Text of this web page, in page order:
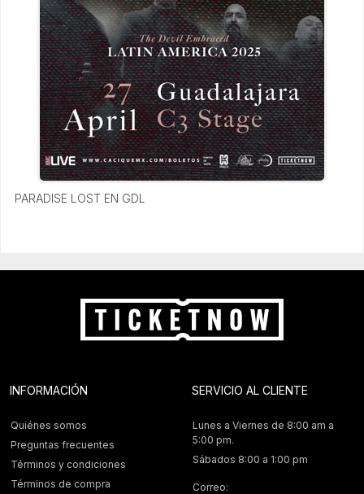
PARADISE LOST EN GDL
INFORMACIÓN
Quiénes somos
Preguntas frecuentes
Términos y condiciones
Términos de compra
SERVICIO AL CLIENTE
Lunes a Viernes de 8:00 am a
5:00 pm.
Sábados 8:00 a 1:00 pm
Correo: